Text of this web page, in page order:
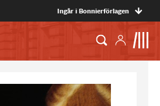
Ingår i Bonnierförlagen